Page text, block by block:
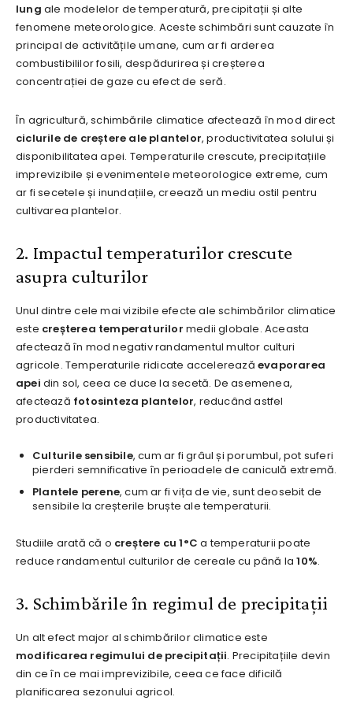
lung ale modelelor de temperatură, precipitații și alte
fenomene meteorologice. Aceste schimbări sunt cauzate în
principal de activitățile umane, cum ar fi arderea
combustibililor fosili, despădurirea și creșterea
concentrației de gaze cu efect de seră.
În agricultură, schimbările climatice afectează în mod direct
ciclurile de creștere ale plantelor, productivitatea solului și
disponibilitatea apei. Temperaturile crescute, precipitațiile
imprevizibile și evenimentele meteorologice extreme, cum
ar fi secetele și inundațiile, creează un mediu ostil pentru
cultivarea plantelor.
2. Impactul temperaturilor crescute
asupra culturilor
Unul dintre cele mai vizibile efecte ale schimbărilor climatice
este creșterea temperaturilor medii globale. Aceasta
afectează în mod negativ randamentul multor culturi
agricole. Temperaturile ridicate accelerează evaporarea
apei din sol, ceea ce duce la secetă. De asemenea,
afectează fotosinteza plantelor, reducând astfel
productivitatea.
Culturile sensibile, cum ar fi grâul și porumbul, pot suferi
pierderi semnificative în perioadele de caniculă extremă.
Plantele perene, cum ar fi vița de vie, sunt deosebit de
sensibile la creșterile bruște ale temperaturii.
Studiile arată că o creștere cu 1°C a temperaturii poate
reduce randamentul culturilor de cereale cu până la10%.
3. Schimbările în regimul de precipitații
Un alt efect major al schimbărilor climatice este
modificarea regimului de precipitații. Precipitațiile devin
din ce în ce mai imprevizibile, ceea ce face dificilă
planificarea sezonului agricol.